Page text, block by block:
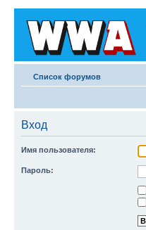
Список форумов
Вход
Имя пользователя:
Пароль: